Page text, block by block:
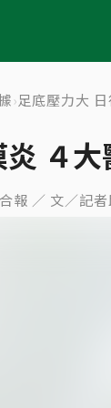
›足底壓力大
４
報 ／ 文／記